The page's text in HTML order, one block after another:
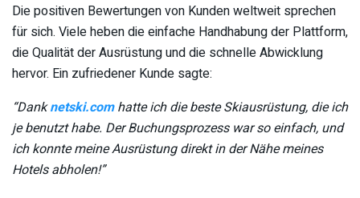
Die positiven Bewertungen von Kunden weltweit sprechen
für sich. Viele heben die einfache Handhabung der Plattform,
die Qualität der Ausrüstung und die schnelle Abwicklung
hervor. Ein zufriedener Kunde sagte:
“Danknetski.comhatte ich die beste Skiausrüstung, die ich
je benutzt habe. Der Buchungsprozess war so einfach, und
ich konnte meine Ausrüstung direkt in der Nähe meines
Hotels abholen!”